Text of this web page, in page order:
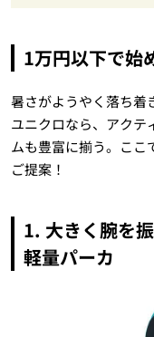
1万円以下で始
暑さがようやく落ち着
ユニクロなら、アクテ
ムも豊富に揃う。ここ
ご提案！
1. 大きく腕を
軽量パーカ